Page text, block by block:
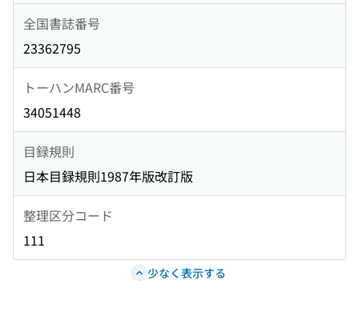
全国書誌番号
23362795
トーハンMARC番号
34051448
目録規則
日本目録規則1987年版改訂版
整理区分コード
111
少なく表示する